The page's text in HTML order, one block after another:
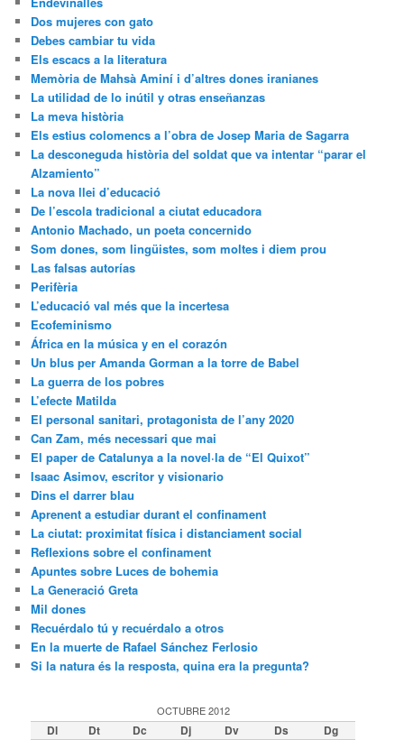
Dos mujeres con gato
Debes cambiar tu vida
Els escacs a la literatura
Memòria de Mahsà Aminí i d’altres dones iranianes
La utilidad de lo inútil y otras enseñanzas
La meva història
Els estius colomencs a l’obra de Josep Maria de Sagarra
La desconeguda història del soldat que va intentar “parar el
Alzamiento”
La nova llei d’educació
De l’escola tradicional a ciutat educadora
Antonio Machado, un poeta concernido
Som dones, som lingüistes, som moltes i diem prou
Las falsas autorías
Perifèria
L’educació val més que la incertesa
Ecofeminismo
África en la música y en el corazón
Un blus per Amanda Gorman a la torre de Babel
La guerra de los pobres
L’efecte Matilda
El personal sanitari, protagonista de l’any 2020
Can Zam, més necessari que mai
El paper de Catalunya a la novel·la de “El Quixot”
Isaac Asimov, escritor y visionario
Dins el darrer blau
Aprenent a estudiar durant el confinament
La ciutat: proximitat física i distanciament social
Reflexions sobre el confinament
Apuntes sobre Luces de bohemia
La Generació Greta
Mil dones
Recuérdalo tú y recuérdalo a otros
En la muerte de Rafael Sánchez Ferlosio
Si la natura és la resposta, quina era la pregunta?
OCTUBRE 2012
Dl Dt Dc Dj Dv Ds
Dg